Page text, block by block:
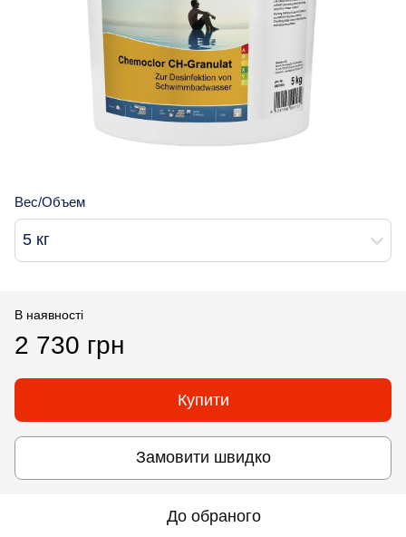
Вес/Объем
5 кг
В наявності
2 730 грн
Купити
Замовити швидко
До обраного